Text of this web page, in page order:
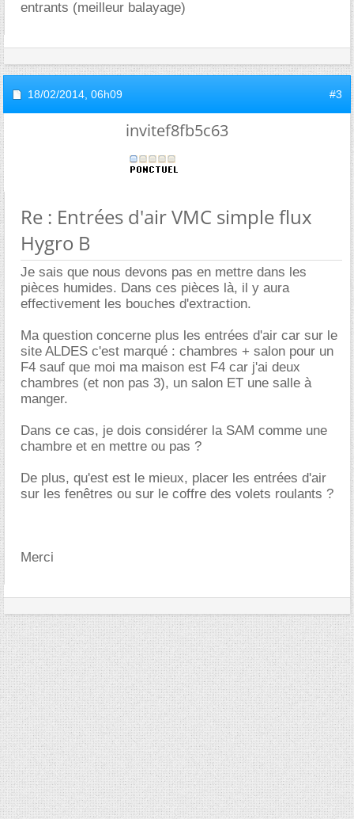
entrants (meilleur balayage)
18/02/2014, 06h09 #3
invitef8fb5c63
Re : Entrées d'air VMC simple flux
Hygro B
Je sais que nous devons pas en mettre dans les
pièces humides. Dans ces pièces là, il y aura
effectivement les bouches d'extraction.
Ma question concerne plus les entrées d'air car sur le
site ALDES c'est marqué : chambres + salon pour un
F4 sauf que moi ma maison est F4 car j'ai deux
chambres (et non pas 3), un salon ET une salle à
manger.
Dans ce cas, je dois considérer la SAM comme une
chambre et en mettre ou pas ?
De plus, qu'est est le mieux, placer les entrées d'air
sur les fenêtres ou sur le coffre des volets roulants ?
Merci